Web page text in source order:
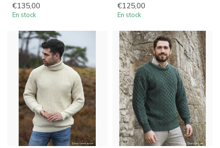
€135,00
En stock
€125,00
En stock